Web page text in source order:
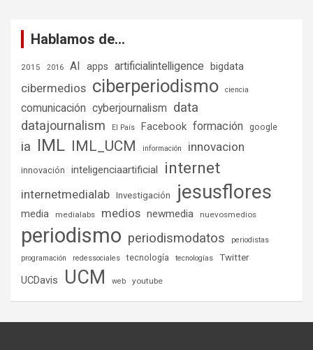
Hablamos de…
2015 2016 AI apps artificialintelligence bigdata
cibermedios ciberperiodismo ciencia
comunicación cyberjournalism data
datajournalism El País Facebook formación google
ia IML IML_UCM información innovacion
innovación inteligenciaartificial internet
internetmedialab Investigación jesusflores
media medialabs medios newmedia nuevosmedios
periodismo periodismodatos
periodistas
programación
redessociales tecnología tecnologías Twitter
UCDavis UCM web youtube